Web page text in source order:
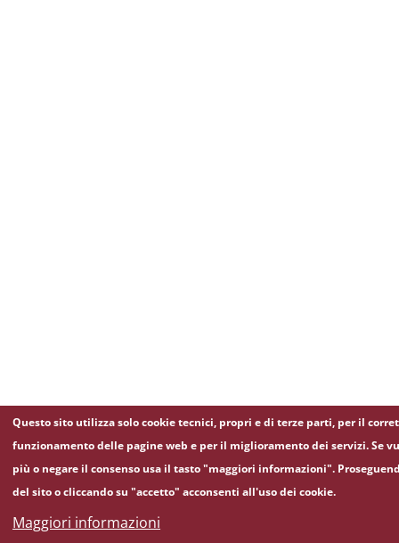
Questo sito utilizza solo cookie tecnici, propri e di terze parti, per il
funzionamento delle pagine web e per il miglioramento dei servizi. Se
più o negare il consenso usa il tasto "maggiori informazioni".
del sito o cliccando su "accetto" acconsenti all'uso dei cookie.
Maggiori informazioni